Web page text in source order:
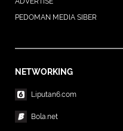
PEDOMAN MEDIA SIBER
NETWORKING
Liputan6.com
Bola.net